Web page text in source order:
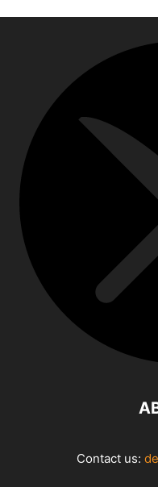
Contact us: